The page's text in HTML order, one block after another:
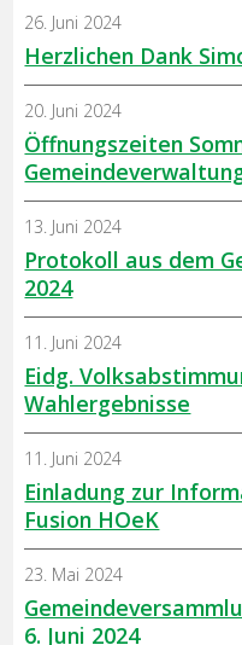
Herzlichen Dank
26. Juni 2024
Öffnungszeiten
20. Juni 2024
Protokoll aus dem
2024
13. Juni 2024
Eidg.
Wahlergebnisse
11. Juni 2024
Einladung zur
Fusion HOeK
11. Juni 2024
6. Juni 2024
23. Mai 2024